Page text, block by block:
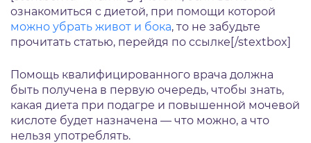
ознакомиться с диетой, при помощи которой
можно убрать живот и бока, то не забудьте
прочитать статью, перейдя по ссылке[/stextbox]
Помощь квалифицированного врача должна
быть получена в первую очередь, чтобы знать,
какая диета при подагре и повышенной мочевой
кислоте будет назначена — что можно, а что
нельзя употреблять.